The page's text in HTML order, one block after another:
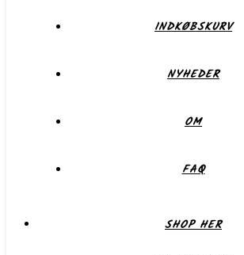
INDKØBSKURV
NYHEDER
OM
FAQ
SHOP HER